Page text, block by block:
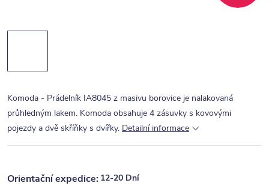
Komoda - Prádelník IA8045 z masivu borovice je nalakovaná
průhledným lakem. Komoda obsahuje 4 zásuvky s kovovými
pojezdy a dvě skříňky s dvířky. Detailní informace
12-20 Dní